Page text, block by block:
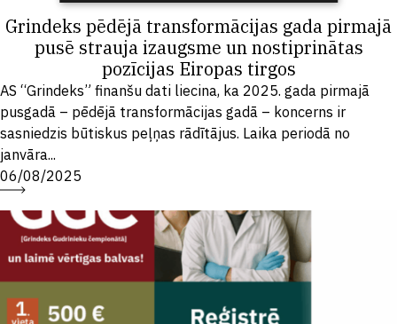
Grindeks pēdējā transformācijas gada pirmajā
pusē strauja izaugsme un nostiprinātas
pozīcijas Eiropas tirgos
AS “Grindeks” finanšu dati liecina, ka 2025. gada pirmajā
pusgadā – pēdējā transformācijas gadā – koncerns ir
sasniedzis būtiskus peļņas rādītājus. Laika periodā no
janvāra...
06/08/2025